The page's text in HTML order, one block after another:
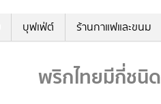
บุฟเฟ่ต์ ร้านกาแฟและขนม
พริกไทยมีกี่ชนิด